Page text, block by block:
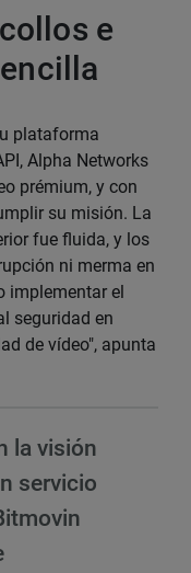
e
plataforma
Alpha Networks
prémium, y con
su misión. La
fue fluida, y los
ni merma en
implementar el
seguridad en
de vídeo", apunta
la visión
servicio